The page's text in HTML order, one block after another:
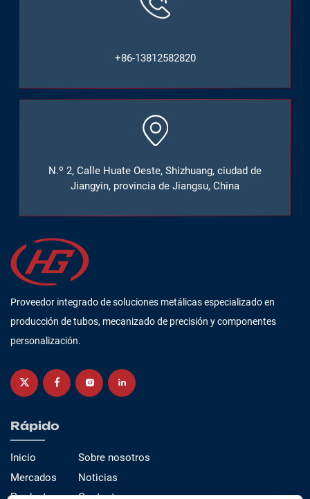
+86-13812582820
N.º 2, Calle Huate Oeste, Shizhuang, ciudad de
Jiangyin, provincia de Jiangsu, China
Proveedor integrado de soluciones metálicas especializado en
producción de tubos, mecanizado de precisión y componentes
personalización.
Rápido
Inicio
Mercados
Sobre nosotros
Noticias